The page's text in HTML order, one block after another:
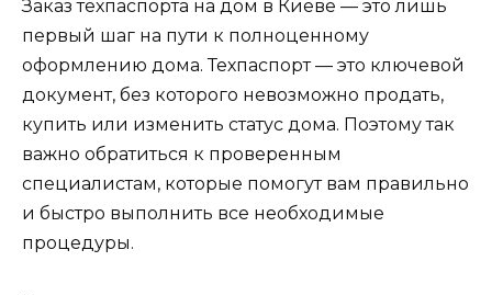
Заказ техпаспорта на дом в Киеве — это лишь
первый шаг на пути к полноценному
оформлению дома. Техпаспорт — это ключевой
документ, без которого невозможно продать,
купить или изменить статус дома. Поэтому так
важно обратиться к проверенным
специалистам, которые помогут вам правильно
и быстро выполнить все необходимые
процедуры.